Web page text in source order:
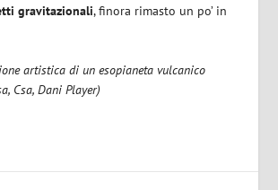
gravitazionali, finora rimasto un po’ in
artistica di un esopianeta vulcanico
Csa, Dani Player)